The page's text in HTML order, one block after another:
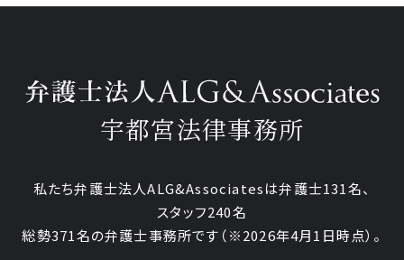
宇都宮法律事務所
私たち弁護士法人ALG&Associatesは弁護士131名、
スタッフ240名
総勢371名の弁護士事務所です （※2026年4月1日時点）。